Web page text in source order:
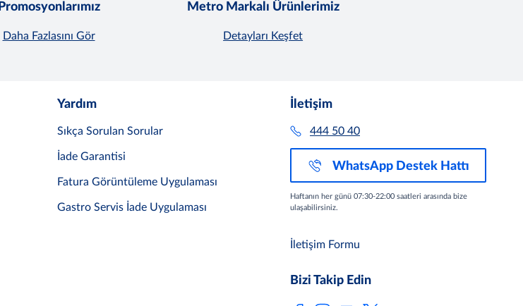
Promosyonlarımız
Daha Fazlasını Gör
Metro Markalı Ürünlerimiz
Detayları Keşfet
Yardım
Sıkça Sorulan Sorular
İade Garantisi
Fatura Görüntüleme Uygulaması
Gastro Servis İade Uygulaması
İletişim
444 50 40
WhatsApp Destek Hattı
Haftanın her günü 07:30-22:00 saatleri arasında bize
ulaşabilirsiniz.
İletişim Formu
Bizi Takip Edin